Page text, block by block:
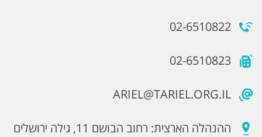
02-6510822
02-6510823
ARIEL@TARIEL.ORG.IL
ההנהלה הארצית: רחוב הבושם 11, גילה ירושלים